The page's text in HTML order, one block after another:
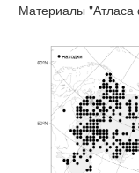
Материалы